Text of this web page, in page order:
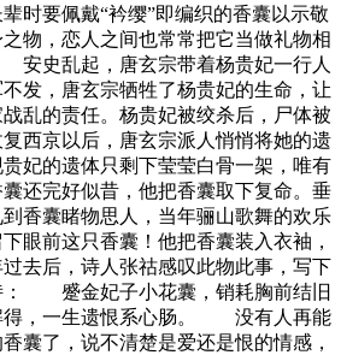
时要佩戴“衿缨”即编织的香囊以示敬
物，恋人之间也常常把它当做礼物相
史乱起，唐玄宗带着杨贵妃一行人
发，唐玄宗牺牲了杨贵妃的生命，让
乱的责任。杨贵妃被绞杀后，尸体被
西京以后，唐玄宗派人悄悄将她的遗
妃的遗体只剩下莹莹白骨一架，唯有
还完好似昔，他把香囊取下复命。垂
香囊睹物思人，当年骊山歌舞的欢乐
眼前这只香囊！他把香囊装入衣袖，
去后，诗人张祜感叹此物此事，写下
： 蹙金妃子小花囊，销耗胸前结旧
，一生遗恨系心肠。 没有人再能
囊了，说不清楚是爱还是恨的情感，